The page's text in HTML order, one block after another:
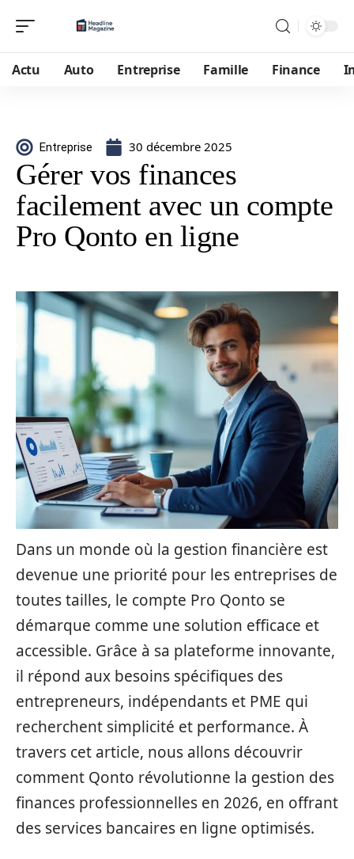
Actu Auto Entreprise Famille Finance
Entreprise 30 décembre 2025
Gérer vos finances
facilement avec un compte
Pro Qonto en ligne
Dans un monde où la gestion financière est
devenue une priorité pour les entreprises de
toutes tailles, le compte Pro Qonto se
démarque comme une solution efficace et
accessible. Grâce à sa plateforme innovante,
il répond aux besoins spécifiques des
entrepreneurs, indépendants et PME qui
recherchent simplicité et performance. À
travers cet article, nous allons découvrir
comment Qonto révolutionne la gestion des
finances professionnelles en 2026, en offrant
des services bancaires en ligne optimisés.